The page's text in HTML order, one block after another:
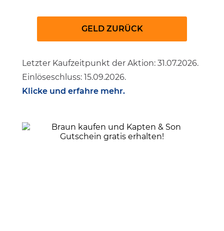
GELD ZURÜCK
Letzter Kaufzeitpunkt der Aktion: 31.07.2026.
Einlöseschluss: 15.09.2026.
Klicke und erfahre mehr.